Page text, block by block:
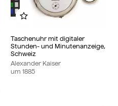
Taschenuhr mit digitaler
Stunden- und Minutenanzeige,
Schweiz
Alexander Kaiser
um 1885
Zu meinem Album